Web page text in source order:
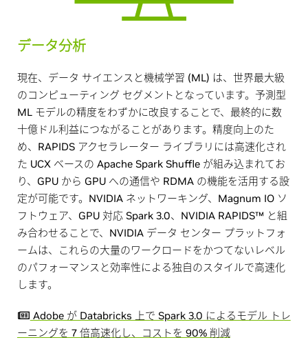
データ分析
現在、データ サイエンスと機械学習 (ML) は、世界最大級
のコンピューティング セグメントとなっています。予測型
ML モデルの精度をわずかに改良することで、最終的に数
十億ドル利益につながることがあります。精度向上のた
め、RAPIDS アクセラレーター ライブラリには高速化され
た UCX ベースの Apache Spark Shuffle が組み込まれてお
り、GPU から GPU への通信や RDMA の機能を活用する設
定が可能です。NVIDIA ネットワーキング、Magnum IO ソ
フトウェア、GPU 対応 Spark 3.0、NVIDIA RAPIDS™ と組
み合わせることで、NVIDIA データ センター プラットフォ
ームは、これらの大量のワークロードをかつてないレベル
のパフォーマンスと効率性による独自のスタイルで高速化
します。
Adobe が Databricks 上で Spark 3.0 によるモデル トレ
ーニングを 7 倍高速化し、コストを 90% 削減